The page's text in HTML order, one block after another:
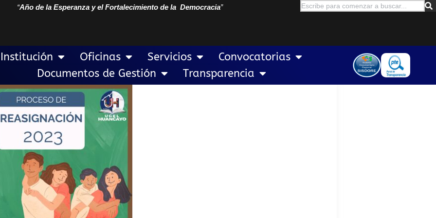
“Año de la Esperanza y el Fortalecimiento de la Democracia”
Institución Oficinas Servicios
Convocatorias
Documentos de Gestión
Transparencia